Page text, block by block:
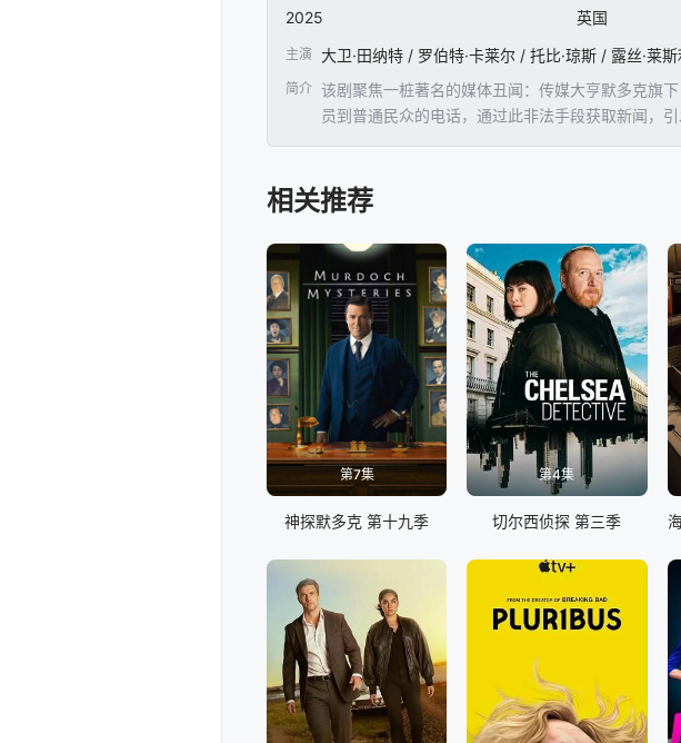
2025 英国
主演
简介 该剧聚焦一桩著名的媒体丑闻：传媒大亨默多克旗
员到普通民众的电话，通过此非法手段获取新闻，引
相关推荐
第7集
神探默多克 第十九季
第4集
切尔西侦探 第三季